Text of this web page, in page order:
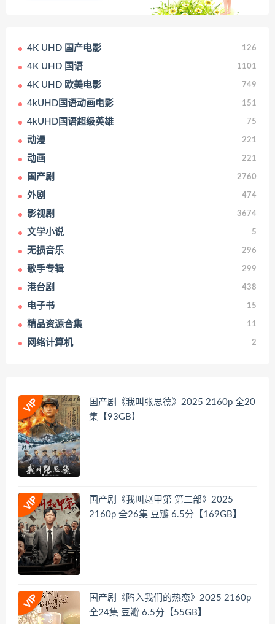
4K UHD 国产电影 126
4K UHD 国语 1101
4K UHD 欧美电影 749
4kUHD国语动画电影 151
4kUHD国语超级英雄 75
动漫 221
动画 221
国产剧 2760
外剧 474
影视剧 3674
文学小说 5
无损音乐 296
歌手专辑 299
港台剧 438
电子书 15
精品资源合集 11
网络计算机 2
国产剧《我叫张思德》2025 2160p 全20
集【93GB】
国产剧《我叫赵甲第 第二部》2025
2160p 全26集 豆瓣 6.5分【169GB】
国产剧《陷入我们的热恋》2025 2160p
全24集 豆瓣 6.5分【55GB】